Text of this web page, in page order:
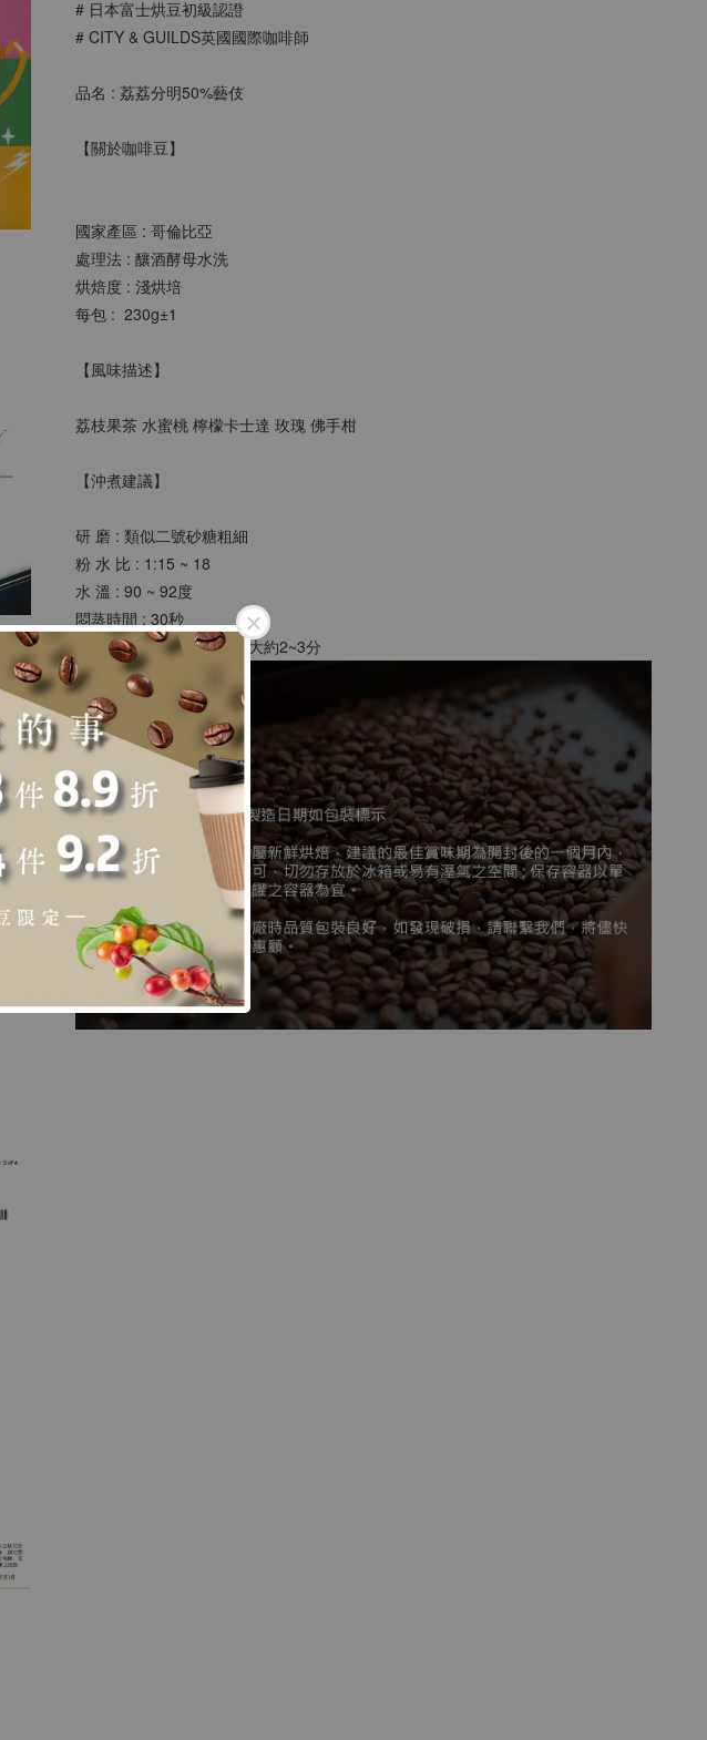
# 日本富士烘豆初級認證
# CITY & GUILDS英國國際咖啡師
品名 : 荔荔分明50%藝伎
【關於咖啡豆】
國家產區 : 哥倫比亞
處理法 : 釀酒酵母水洗
烘焙度 : 淺烘培
每包 :  230g±1
【風味描述】
荔枝果茶 水蜜桃 檸檬卡士達 玫瑰 佛手柑
【沖煮建議】
研 磨 : 類似二號砂糖粗細
粉 水 比 : 1:15 ~ 18
水 溫 : 90 ~ 92度
悶蒸時間 : 30秒
總 時 間 : 以20g粉為例，大約2~3分